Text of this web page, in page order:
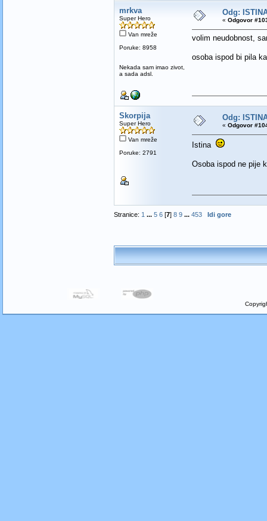
mrkva
Super Hero
Van mreže
Poruke: 8958
Nekada sam imao zivot,
a sada adsl.
Odg:
« Odgovor
volim neudobnost,
osoba ispod bi pila
Skorpija
Super Hero
Van mreže
Poruke: 2791
Odg:
« Odgovor
Istina
Osoba ispod ne pije
Stranice: 1 ... 5 6[7] 8 9 ... 453 Idi gore